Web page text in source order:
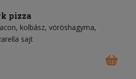
pizza
kolbász vöröshagyma
sajt